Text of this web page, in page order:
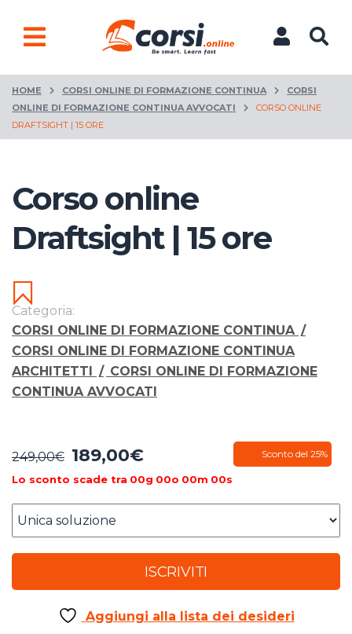
HOME CORSI ONLINE DI FORMAZIONE CONTINUA
CORSI
ONLINE DI FORMAZIONE CONTINUA AVVOCATI
CORSO ONLINE
DRAFTSIGHT | 15 ORE
Corso online
Draftsight | 15 ore
Categoria:
CORSI ONLINE DI FORMAZIONE CONTINUA /
CORSI ONLINE DI FORMAZIONE CONTINUA
ARCHITETTI
/ CORSI ONLINE DI FORMAZIONE
CONTINUA AVVOCATI
249,00€ Il
prezzo
era:
249,00€.
189,00€Il
attuale
è:
Sconto del 25%
Lo sconto scade tra 00g 00o 00m 00s
ISCRIVITI
Aggiungi alla lista dei desideri